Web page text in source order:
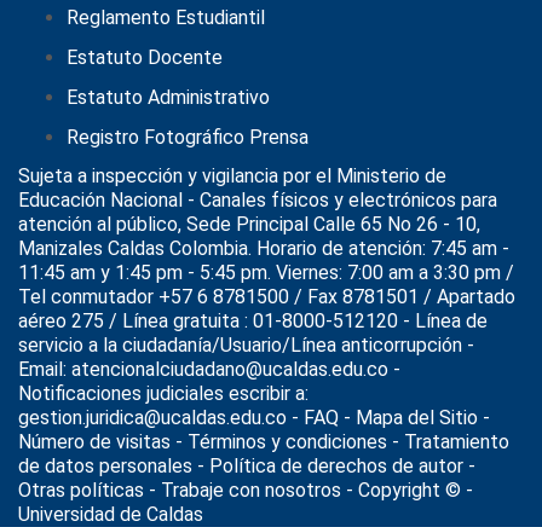
Reglamento Estudiantil
Estatuto Docente
Estatuto Administrativo
Registro Fotográfico Prensa
Sujeta a inspección y vigilancia por el Ministerio de
Educación Nacional - Canales físicos y electrónicos para
atención al público, Sede Principal Calle 65 No 26 - 10,
Manizales Caldas Colombia. Horario de atención: 7:45 am -
11:45 am y 1:45 pm - 5:45 pm. Viernes: 7:00 am a 3:30 pm /
Tel conmutador +57 6 8781500 / Fax 8781501 / Apartado
aéreo 275 / Línea gratuita : 01-8000-512120 - Línea de
servicio a la ciudadanía/Usuario/Línea anticorrupción -
Email: atencionalciudadano@ucaldas.edu.co -
Notificaciones judiciales escribir a:
gestion.juridica@ucaldas.edu.co - FAQ - Mapa del Sitio -
Número de visitas - Términos y condiciones - Tratamiento
de datos personales - Política de derechos de autor -
Otras políticas - Trabaje con nosotros - Copyright © -
Universidad de Caldas